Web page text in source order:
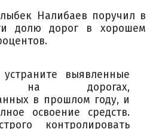
Налибаев поручил в
долю дорог в хорошем
выявленные
на дорогах,
в прошлом году, и
освоение средств.
контролировать